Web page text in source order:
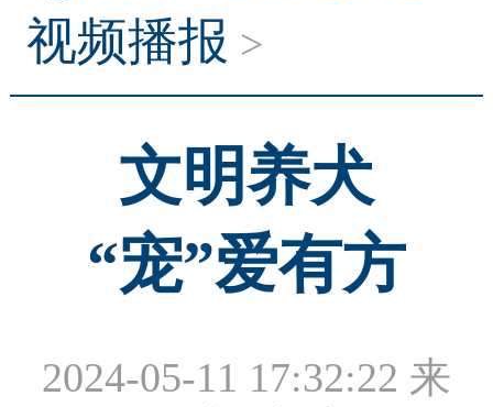
视频播报 >
文明养犬
“宠”爱有方
2024-05-11 17:32:22 来